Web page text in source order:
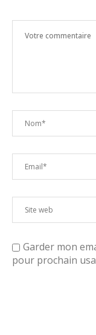
Garder mon
pour prochain